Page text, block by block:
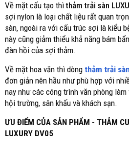
Về mặt cấu tạo thìthảm trải sàn
sợi nylon là loại chất liệu rất quan
sàn, ngoài ra với cấu trúc sợi là kiểu
này cũng giảm thiểu khả năng bám
đàn hồi của sợi thảm.
Về mặt hoa văn thì dòng thảm trải sàn
đơn giản nên hầu như phù hợp với
nay như các công trình văn phòng
hội trường, sân khấu và khách sạn.
ƯU ĐIỂM CỦA SẢN PHẨM - THẢM
LUXURY DV05